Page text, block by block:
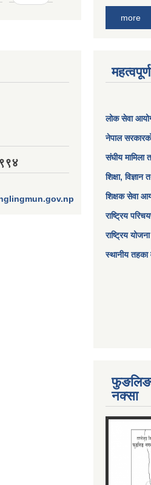
more
लोक सेवा
नेपाल
संघीय मामिला
शिक्षा, विज्ञान
शिक्षक सेवा
राष्ट्रिय
राष्ट्रिय
स्थानीय
फुङलिङ
नक्सा